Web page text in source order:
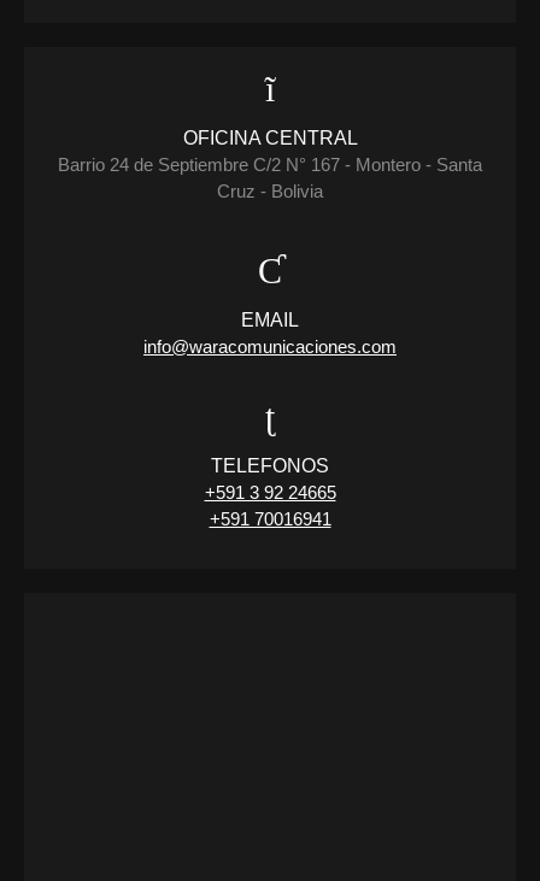
OFICINA CENTRAL
Barrio 24 de Septiembre C/2 N° 167 - Montero - Santa
Cruz - Bolivia
EMAIL
info@waracomunicaciones.com
TELEFONOS
+591 3 92 24665
+591 70016941